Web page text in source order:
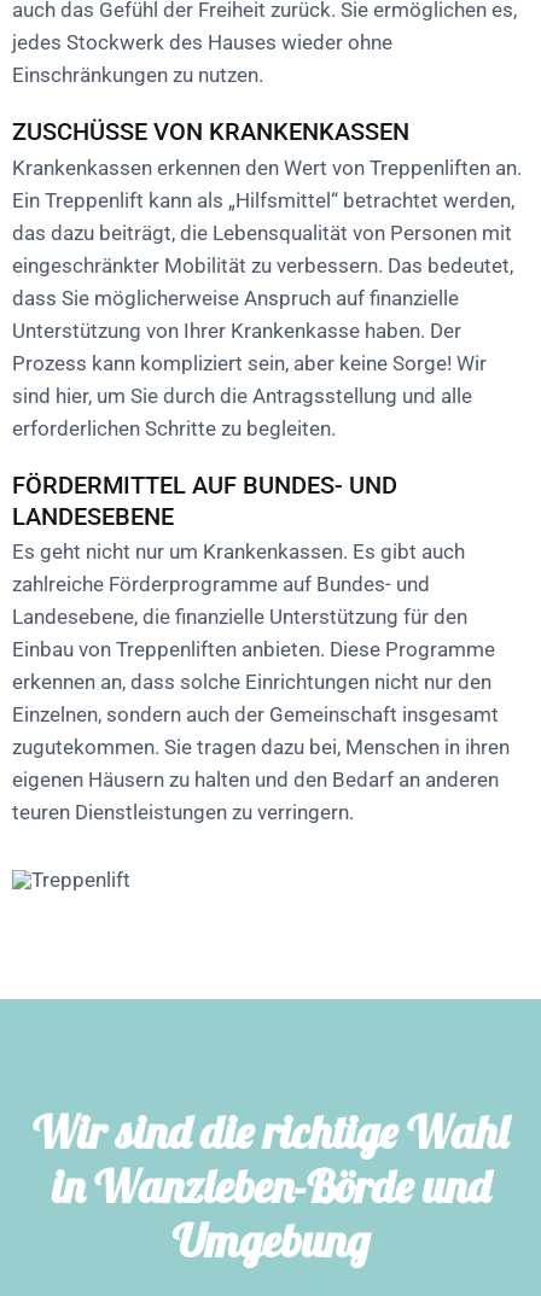
auch das Gefühl der Freiheit zurück. Sie ermöglichen es,
jedes Stockwerk des Hauses wieder ohne
Einschränkungen zu nutzen.
ZUSCHÜSSE VON KRANKENKASSEN
Krankenkassen erkennen den Wert von Treppenliften an.
Ein Treppenlift kann als „Hilfsmittel“ betrachtet werden,
das dazu beiträgt, die Lebensqualität von Personen mit
eingeschränkter Mobilität zu verbessern. Das bedeutet,
dass Sie möglicherweise Anspruch auf finanzielle
Unterstützung von Ihrer Krankenkasse haben. Der
Prozess kann kompliziert sein, aber keine Sorge! Wir
sind hier, um Sie durch die Antragsstellung und alle
erforderlichen Schritte zu begleiten.
FÖRDERMITTEL AUF BUNDES- UND
LANDESEBENE
Es geht nicht nur um Krankenkassen. Es gibt auch
zahlreiche Förderprogramme auf Bundes- und
Landesebene, die finanzielle Unterstützung für den
Einbau von Treppenliften anbieten. Diese Programme
erkennen an, dass solche Einrichtungen nicht nur den
Einzelnen, sondern auch der Gemeinschaft insgesamt
zugutekommen. Sie tragen dazu bei, Menschen in ihren
eigenen Häusern zu halten und den Bedarf an anderen
teuren Dienstleistungen zu verringern.
Wir sind die richtige Wahl
in Wanzleben-Börde und
Umgebung